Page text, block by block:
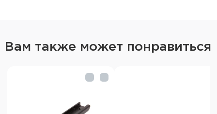
Вам также может понравиться